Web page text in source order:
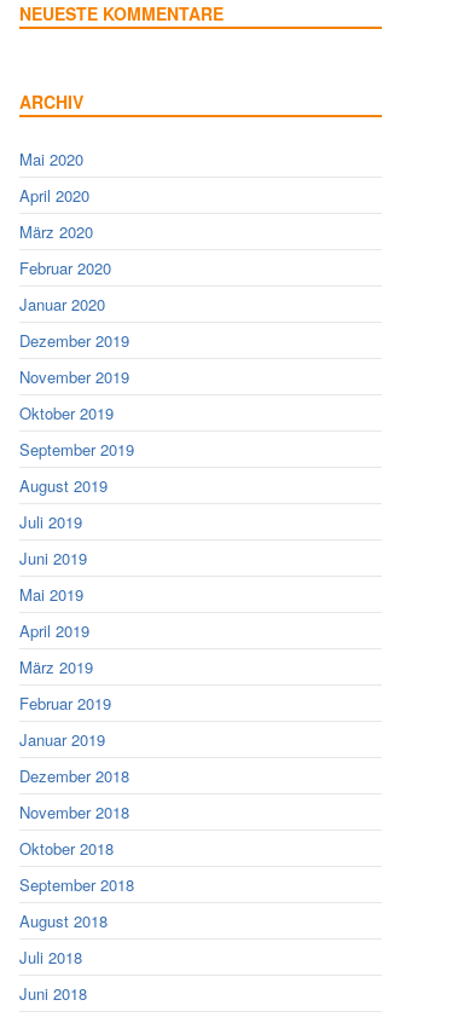
NEUESTE KOMMENTARE
ARCHIV
Mai 2020
April 2020
März 2020
Februar 2020
Januar 2020
Dezember 2019
November 2019
Oktober 2019
September 2019
August 2019
Juli 2019
Juni 2019
Mai 2019
April 2019
März 2019
Februar 2019
Januar 2019
Dezember 2018
November 2018
Oktober 2018
September 2018
August 2018
Juli 2018
Juni 2018